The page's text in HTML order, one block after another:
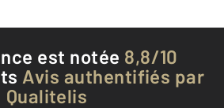
est notée 8,8/10
Avis authentifiés par
Qualitelis